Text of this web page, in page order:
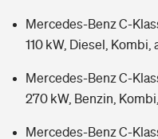
Mercedes-Benz C-
110 kW, Diesel, Kombi,
Mercedes-Benz C-
270 kW, Benzin,
Mercedes-Benz C-